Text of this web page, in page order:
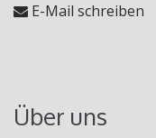
E-Mail schreiben
Über uns